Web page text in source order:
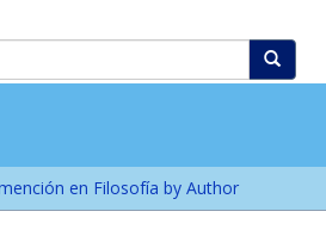
en Filosofía by Author